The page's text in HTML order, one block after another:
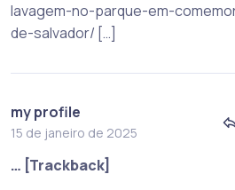
lavagem-no-parque-em-
de-salvador/ […]
my profile
15 de janeiro de 2025
… [Trackback]